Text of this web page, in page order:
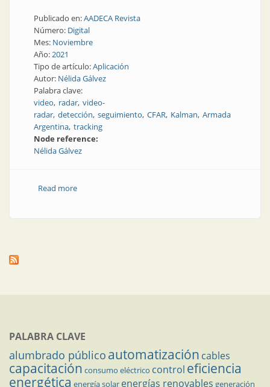
Publicado en:AADECA Revista
Número: Digital
Mes: Noviembre
Año:2021
Tipo de artículo:Aplicación
Autor: Nélida Gálvez
Palabra clave:
video radar video-
radar detección seguimiento CFAR Kalman Armada
Argentina tracking
Node reference:
Nélida Gálvez
Read moreabout Diseño e implementación de un extractor de
PALABRA CLAVE
alumbrado público automatización cables
capacitación consumo eléctrico control eficiencia
energética energía solar energías renovables generación